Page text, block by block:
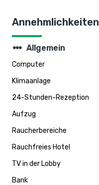
Annehmlichkeiten
steppers Allgemein
Computer
Klimaanlage
24-Stunden-Rezeption
Aufzug
Raucherbereiche
Rauchfreies Hotel
TV in der Lobby
Bank